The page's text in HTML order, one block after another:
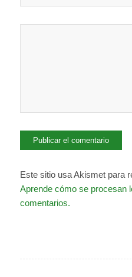
Este sitio usa Akismet para
Aprende cómo se procesan
comentarios.